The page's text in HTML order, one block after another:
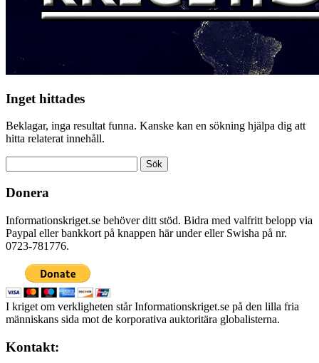
Inget hittades
Beklagar, inga resultat funna. Kanske kan en sökning hjälpa dig att
hitta relaterat innehåll.
efter:
Donera
Informationskriget.se behöver ditt stöd. Bidra med valfritt belopp via
Paypal eller bankkort på knappen här under eller Swisha på nr.
0723-781776.
I kriget om verkligheten står Informationskriget.se på den lilla fria
människans sida mot de korporativa auktoritära globalisterna.
Kontakt: